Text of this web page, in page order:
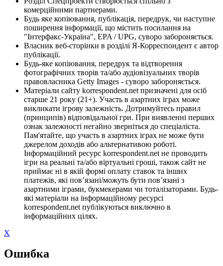
комерційними партнерами.
Будь яке копіювання, публікація, передрук, чи наступне
поширення інформації, що містить посилання на
"Інтерфакс-Україна", EPA / UPG, суворо забороняється.
Власник веб-сторінки в розділі Я-Корреспондент є автор
публікації.
Будь-яке копіювання, передрук та відтворення
фотографічних творів та/або аудіовізуальних творів
правовласника Getty Images - суворо забороняється.
Матеріали сайту korrespondent.net призначені для осіб
старше 21 року (21+). Участь в азартних іграх може
викликати ігрову залежність. Дотримуйтесь правил
(принципів) відповідальної гри. При виявленні перших
ознак залежності негайно зверніться до спеціаліста.
Пам'ятайте, що участь в азартних іграх не може бути
джерелом доходів або альтернативою роботі.
Інформаційний ресурс korrespondent.net не проводить
ігри на реальні та/або віртуальні гроші, також сайт не
приймає ні в якій формі оплату ставок та інших
платежів, які пов’язані/можуть бути пов’язані з
азартними іграми, букмекерами чи тоталізаторами. Будь-
які матеріали на інформаційному ресурсі
korrespondent.net публікуються виключно в
інформаційних цілях.
X
Ошибка